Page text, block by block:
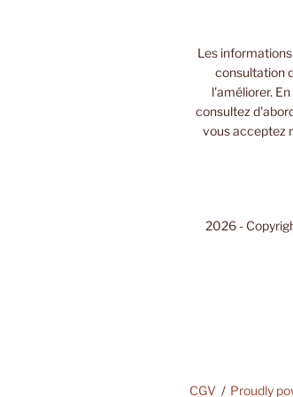
Les
consultation
l'améliorer.
consultez
vous acceptez
2026 -
CGV Proudly